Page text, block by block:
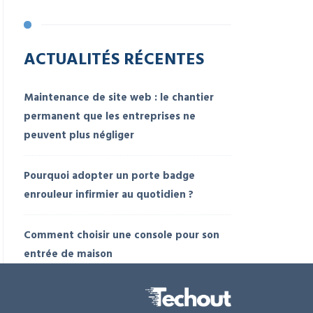
ACTUALITÉS RÉCENTES
Maintenance de site web : le chantier
permanent que les entreprises ne
peuvent plus négliger
Pourquoi adopter un porte badge
enrouleur infirmier au quotidien ?
Comment choisir une console pour son
entrée de maison